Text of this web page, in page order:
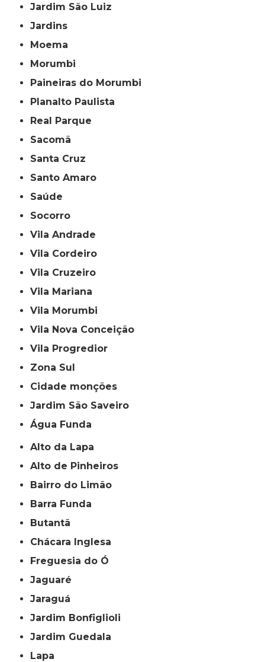
Jardim São Luiz
Jardins
Moema
Morumbi
Paineiras do Morumbi
Planalto Paulista
Real Parque
Sacomã
Santa Cruz
Santo Amaro
Saúde
Socorro
Vila Andrade
Vila Cordeiro
Vila Cruzeiro
Vila Mariana
Vila Morumbi
Vila Nova Conceição
Vila Progredior
Zona Sul
cidade monções
jardim São Saveiro
Água Funda
Alto da Lapa
Alto de Pinheiros
Bairro do Limão
Barra Funda
Butantã
Chácara Inglesa
Freguesia do Ó
Jaguaré
Jaraguá
Jardim Bonfiglioli
Jardim Guedala
Lapa